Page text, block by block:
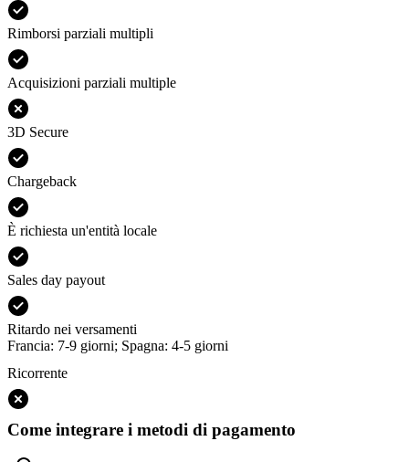
Rimborsi parziali multipli
Acquisizioni parziali multiple
3D Secure
Chargeback
È richiesta un'entità locale
Sales day payout
Ritardo nei versamenti
Francia: 7-9 giorni; Spagna: 4-5 giorni
Ricorrente
Come integrare i metodi di pagamento